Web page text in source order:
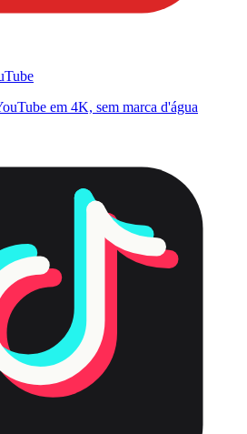
em 4K, sem marca d'água